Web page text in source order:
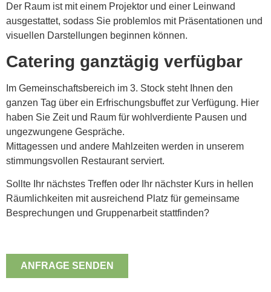
Der Raum ist mit einem Projektor und einer Leinwand
ausgestattet, sodass Sie problemlos mit Präsentationen und
visuellen Darstellungen beginnen können.
Catering ganztägig verfügbar
Im Gemeinschaftsbereich im 3. Stock steht Ihnen den
ganzen Tag über ein Erfrischungsbuffet zur Verfügung. Hier
haben Sie Zeit und Raum für wohlverdiente Pausen und
ungezwungene Gespräche.
Mittagessen und andere Mahlzeiten werden in unserem
stimmungsvollen Restaurant serviert.
Sollte Ihr nächstes Treffen oder Ihr nächster Kurs in hellen
Räumlichkeiten mit ausreichend Platz für gemeinsame
Besprechungen und Gruppenarbeit stattfinden?
ANFRAGE SENDEN